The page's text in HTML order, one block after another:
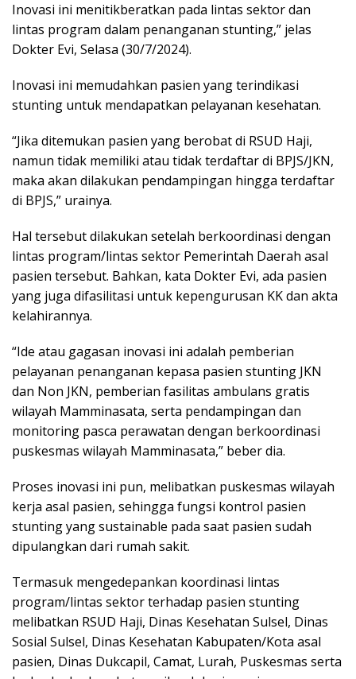
Inovasi ini menitikberatkan pada lintas sektor dan
lintas program dalam penanganan stunting,” jelas
Dokter Evi, Selasa (30/7/2024).
Inovasi ini memudahkan pasien yang terindikasi
stunting untuk mendapatkan pelayanan kesehatan.
“Jika ditemukan pasien yang berobat di RSUD Haji,
namun tidak memiliki atau tidak terdaftar di BPJS/JKN,
maka akan dilakukan pendampingan hingga terdaftar
di BPJS,” urainya.
Hal tersebut dilakukan setelah berkoordinasi dengan
lintas program/lintas sektor Pemerintah Daerah asal
pasien tersebut. Bahkan, kata Dokter Evi, ada pasien
yang juga difasilitasi untuk kepengurusan KK dan akta
kelahirannya.
“Ide atau gagasan inovasi ini adalah pemberian
pelayanan penanganan kepasa pasien stunting JKN
dan Non JKN, pemberian fasilitas ambulans gratis
wilayah Mamminasata, serta pendampingan dan
monitoring pasca perawatan dengan berkoordinasi
puskesmas wilayah Mamminasata,” beber dia.
Proses inovasi ini pun, melibatkan puskesmas wilayah
kerja asal pasien, sehingga fungsi kontrol pasien
stunting yang sustainable pada saat pasien sudah
dipulangkan dari rumah sakit.
Termasuk mengedepankan koordinasi lintas
program/lintas sektor terhadap pasien stunting
melibatkan RSUD Haji, Dinas Kesehatan Sulsel, Dinas
Sosial Sulsel, Dinas Kesehatan Kabupaten/Kota asal
pasien, Dinas Dukcapil, Camat, Lurah, Puskesmas serta